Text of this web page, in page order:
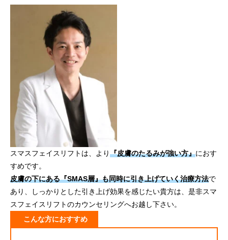
スマスフェイスリフトは、より『皮膚のたるみが強い方』におす
すめです。
皮膚の下にある『SMAS層』も同時に引き上げていく治療方法で
あり、しっかりとした引き上げ効果を感じたい貴方は、是非スマ
スフェイスリフトのカウンセリングへお越し下さい。
こんな方におすすめ